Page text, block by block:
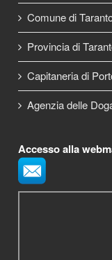
Comune di
Provincia di
Capitaneria di
Agenzia delle
Accesso alla